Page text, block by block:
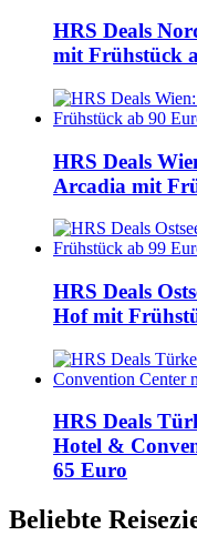
HRS Deals
mit Frühstück
HRS Deals
Arcadia mit
HRS Deals
Hof mit
HRS Deals
Hotel &
65 Euro
Beliebte